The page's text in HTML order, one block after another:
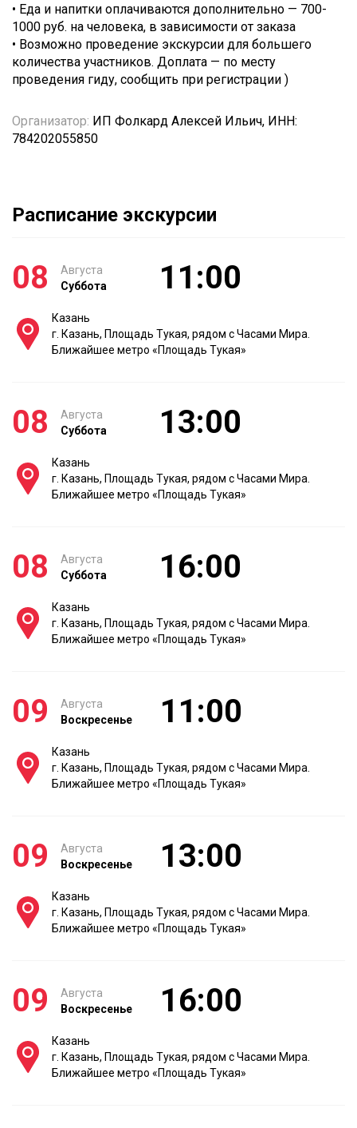
• Еда и напитки оплачиваются дополнительно — 700-
1000 руб. на человека, в зависимости от заказа
• Возможно проведение экскурсии для большего
количества участников. Доплата — по месту
проведения гиду, сообщить при регистрации )
Организатор: ИП Фолкард Алексей Ильич, ИНН:
784202055850
Расписание экскурсии
08
Августа
Суббота
11:00
Казань
г. Казань, Площадь Тукая, рядом с Часами Мира.
Ближайшее метро «Площадь Тукая»
08
Августа
Суббота
13:00
Казань
г. Казань, Площадь Тукая, рядом с Часами Мира.
Ближайшее метро «Площадь Тукая»
08
Августа
Суббота
16:00
Казань
г. Казань, Площадь Тукая, рядом с Часами Мира.
Ближайшее метро «Площадь Тукая»
09
Августа
Воскресенье
11:00
Казань
г. Казань, Площадь Тукая, рядом с Часами Мира.
Ближайшее метро «Площадь Тукая»
09
Августа
Воскресенье
13:00
Казань
г. Казань, Площадь Тукая, рядом с Часами Мира.
Ближайшее метро «Площадь Тукая»
09
Августа
Воскресенье
16:00
Казань
г. Казань, Площадь Тукая, рядом с Часами Мира.
Ближайшее метро «Площадь Тукая»